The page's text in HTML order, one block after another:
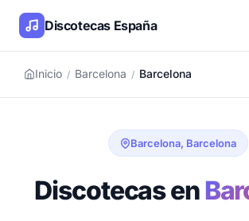
Discotecas España
Inicio / Barcelona / Barcelona
Barcelona, Barcelona
Discotecas en